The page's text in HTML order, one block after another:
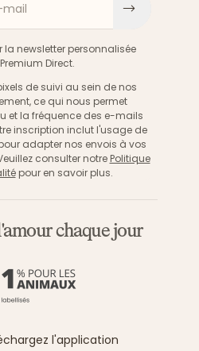
mail
la newsletter personnalisée
Direct.
de suivi au sein de nos
ce qui nous permet
et la fréquence des e-mails
inscription inclut l'usage de
adapter nos envois à vos
consulter notre Politique
pour en savoir plus.
chaque jour
l'application